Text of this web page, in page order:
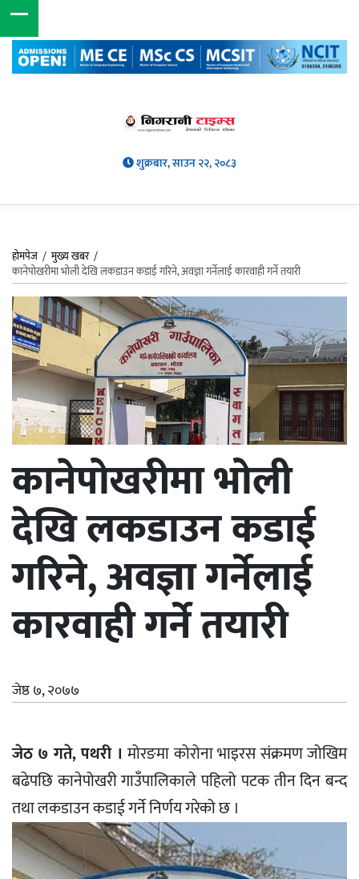
शुक्रबार, साउन २२, २०८३
होमपेज /मुख्य खबर/
कानेपोखरीमा भोली देखि लकडाउन कडाई गरिने, अवज्ञा गर्नेलाई कारवाही गर्ने तयारी
कानेपोखरीमा भोली
देखि लकडाउन कडाई
गरिने, अवज्ञा गर्नेलाई
कारवाही गर्ने तयारी
जेष्ठ ७, २०७७
जेठ ७ गते, पथरी । मोरङमा कोरोना भाइरस संक्रमण जोखिम
बढेपछि कानेपोखरी गाउँपालिकाले पहिलो पटक तीन दिन बन्द
तथा लकडाउन कडाई गर्ने निर्णय गरेको छ ।